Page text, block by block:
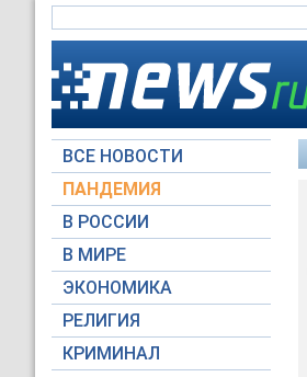
ВСЕ НОВОСТИ
ПАНДЕМИЯ
В РОССИИ
В МИРЕ
ЭКОНОМИКА
РЕЛИГИЯ
КРИМИНАЛ